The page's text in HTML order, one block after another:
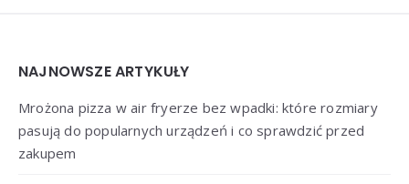
Widgets
NAJNOWSZE ARTYKUŁY
Mrożona pizza w air fryerze bez wpadki: które rozmiary
pasują do popularnych urządzeń i co sprawdzić przed
zakupem